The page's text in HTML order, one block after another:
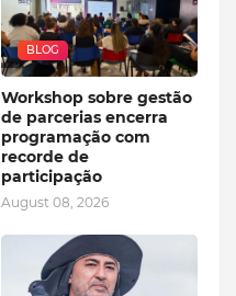
BLOG
Workshop sobre gestão
de parcerias encerra
programação com
recorde de
participação
August 08, 2026